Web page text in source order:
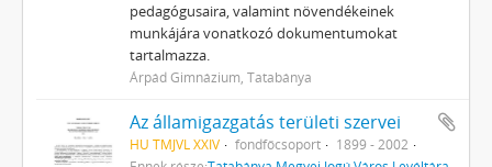
pedagógusaira, valamint növendékeinek
munkájára vonatkozó dokumentumokat
tartalmazza.
Árpád Gimnázium, Tatabánya
Az államigazgatás területi szervei
HU TMJVL XXIV fondfőcsoport
1899 - 2002